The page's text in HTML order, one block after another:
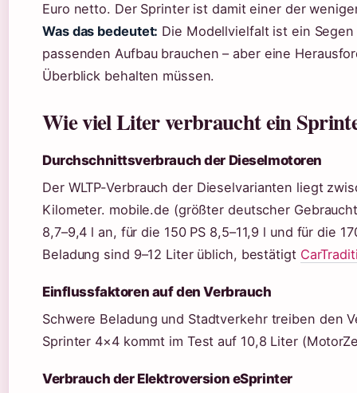
Euro netto. Der Sprinter ist damit einer der
Was das bedeutet: Die Modellvielfalt ist ein
passenden Aufbau brauchen – aber eine
Überblick behalten müssen.
Wie viel Liter verbraucht ein
Durchschnittsverbrauch der Dieselmotoren
Der WLTP-Verbrauch der Dieselvarianten liegt
Kilometer. mobile.de (größter deutscher
8,7–9,4 l an, für die 150 PS 8,5–11,9 l und für die
Beladung sind 9–12 Liter üblich, bestätigt
Einflussfaktoren auf den Verbrauch
Schwere Beladung und Stadtverkehr treiben den
Sprinter 4×4 kommt im Test auf 10,8 Liter
Verbrauch der Elektroversion eSprinter